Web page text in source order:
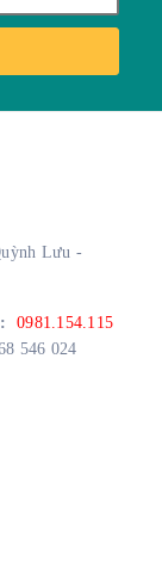
Lưu -
0981.154.115
546 024